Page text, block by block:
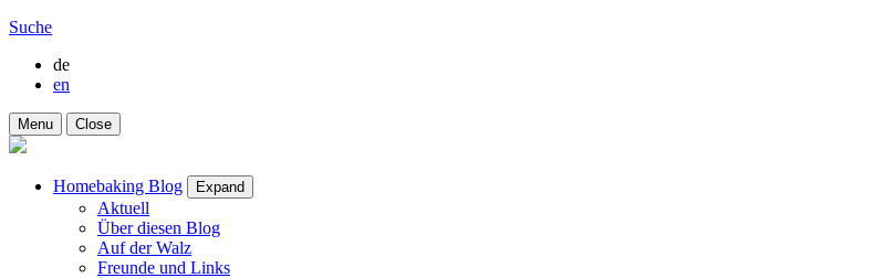
Suche
de
en
Menu Close
Homebaking Blog Expand
Aktuell
Über diesen Blog
Auf der Walz
Freunde und Links